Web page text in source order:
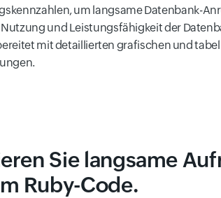
um langsame Datenbank-
und Leistungsfähigkeit der
mit detaillierten grafischen und
Sie langsame
Ruby-Code.